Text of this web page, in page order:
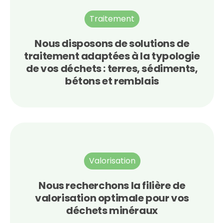
Traitement
Nous disposons de solutions de
traitement adaptées à la typologie
de vos déchets : terres, sédiments,
bétons et remblais
Valorisation
Nous recherchons la filière de
valorisation optimale pour vos
déchets minéraux